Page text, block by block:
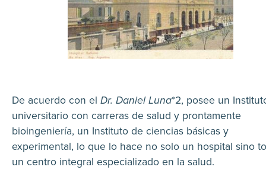
De acuerdo con el Dr. Daniel Luna*2, posee un
universitario con carreras de salud y prontamente
bioingeniería, un Instituto de ciencias básicas y
experimental, lo que lo hace no solo un hospital sino
un centro integral especializado en la salud.